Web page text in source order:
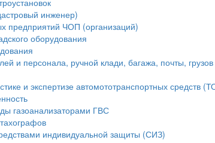
инженер)
предприятий ЧОП (организаций)
оборудования
и персонала, ручной клади, багажа, почты, грузов
и экспертизе автомототранспортных средств
газоанализаторами ГВС
индивидуальной защиты (СИЗ)